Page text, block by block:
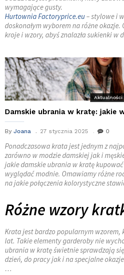
wymagające gusty.
Hurtownia Factoryprice.eu– stylowe i
doskonałym wyborem na różne okazje.
kroje i wzory, abyś znalazła sukienki
Aktualności
Damskie ubrania w kratę: jakie
By Joana 27 stycznia 2025 0
Ponadczasowa krata jest jednym z
zarówno w modzie damskiej jak i
jakie damskie ubrania w kratę kupować
wyglądać modnie. Omawiamy różne
na jakie połączenia kolorystyczne
Różne wzory
Krata jest bardzo popularnym
lat. Takie elementy garderoby nie
ubrania w kratę świetnie sprawdzają
dzień, do pracy jak i na specjalne
…